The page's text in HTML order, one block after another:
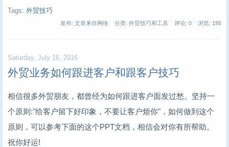
Tags: 外贸技巧
发布: 文章来自网络 分类: 外贸技巧和工具 评论: 0 浏览: 195
Saturday, July 16, 2016
外贸业务如何跟进客户和跟客户技巧
相信很多外贸朋友，都曾经为如何跟进客户面发过愁。坚持一
个原则:"给客户留下好印象，不要让客户烦你"，如何做到这个
原则，可以参考下面的这个PPT文档，相信会对你有所帮助。
祝你好运!